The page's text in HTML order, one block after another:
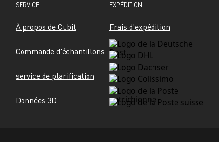
SERVICE
À propos de Cubit
Commande d'échantillons
service de planification
Données 3D
EXPÉDITION
Frais d'expédition